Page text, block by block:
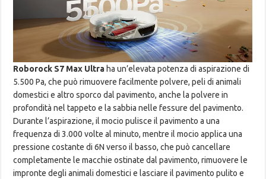
Roborock S7 Max Ultra ha un’elevata potenza di aspirazione di
5.500 Pa, che può rimuovere facilmente polvere, peli di animali
domestici e altro sporco dal pavimento, anche la polvere in
profondità nel tappeto e la sabbia nelle fessure del pavimento.
Durante l’aspirazione, il mocio pulisce il pavimento a una
frequenza di 3.000 volte al minuto, mentre il mocio applica una
pressione costante di 6N verso il basso, che può cancellare
completamente le macchie ostinate dal pavimento, rimuovere le
impronte degli animali domestici e lasciare il pavimento pulito e